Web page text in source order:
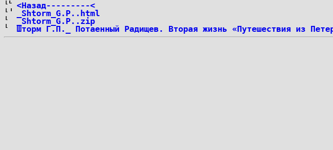
<Назад---------<
_Shtorm_G.P..html
_Shtorm_G.P..zip
Шторм Г.П._ Потаенный Радищев. Вторая жизнь «Путешествия из